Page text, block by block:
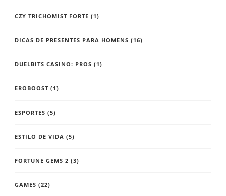
CZY TRICHOMIST FORTE (1)
DICAS DE PRESENTES PARA HOMENS (16)
DUELBITS CASINO: PROS (1)
EROBOOST (1)
ESPORTES (5)
ESTILO DE VIDA (5)
FORTUNE GEMS 2 (3)
GAMES (22)